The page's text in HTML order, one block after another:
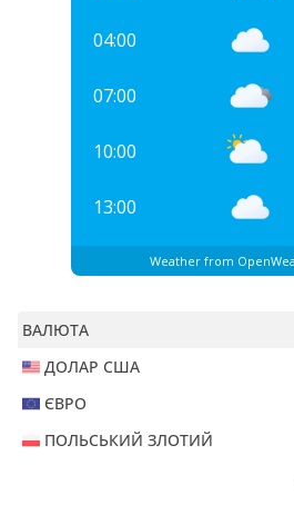
04:00
07:00
10:00
13:00
Weather from
ВАЛЮТА
ДОЛАР США
ЄВРО
ПОЛЬСЬКИЙ ЗЛОТИЙ